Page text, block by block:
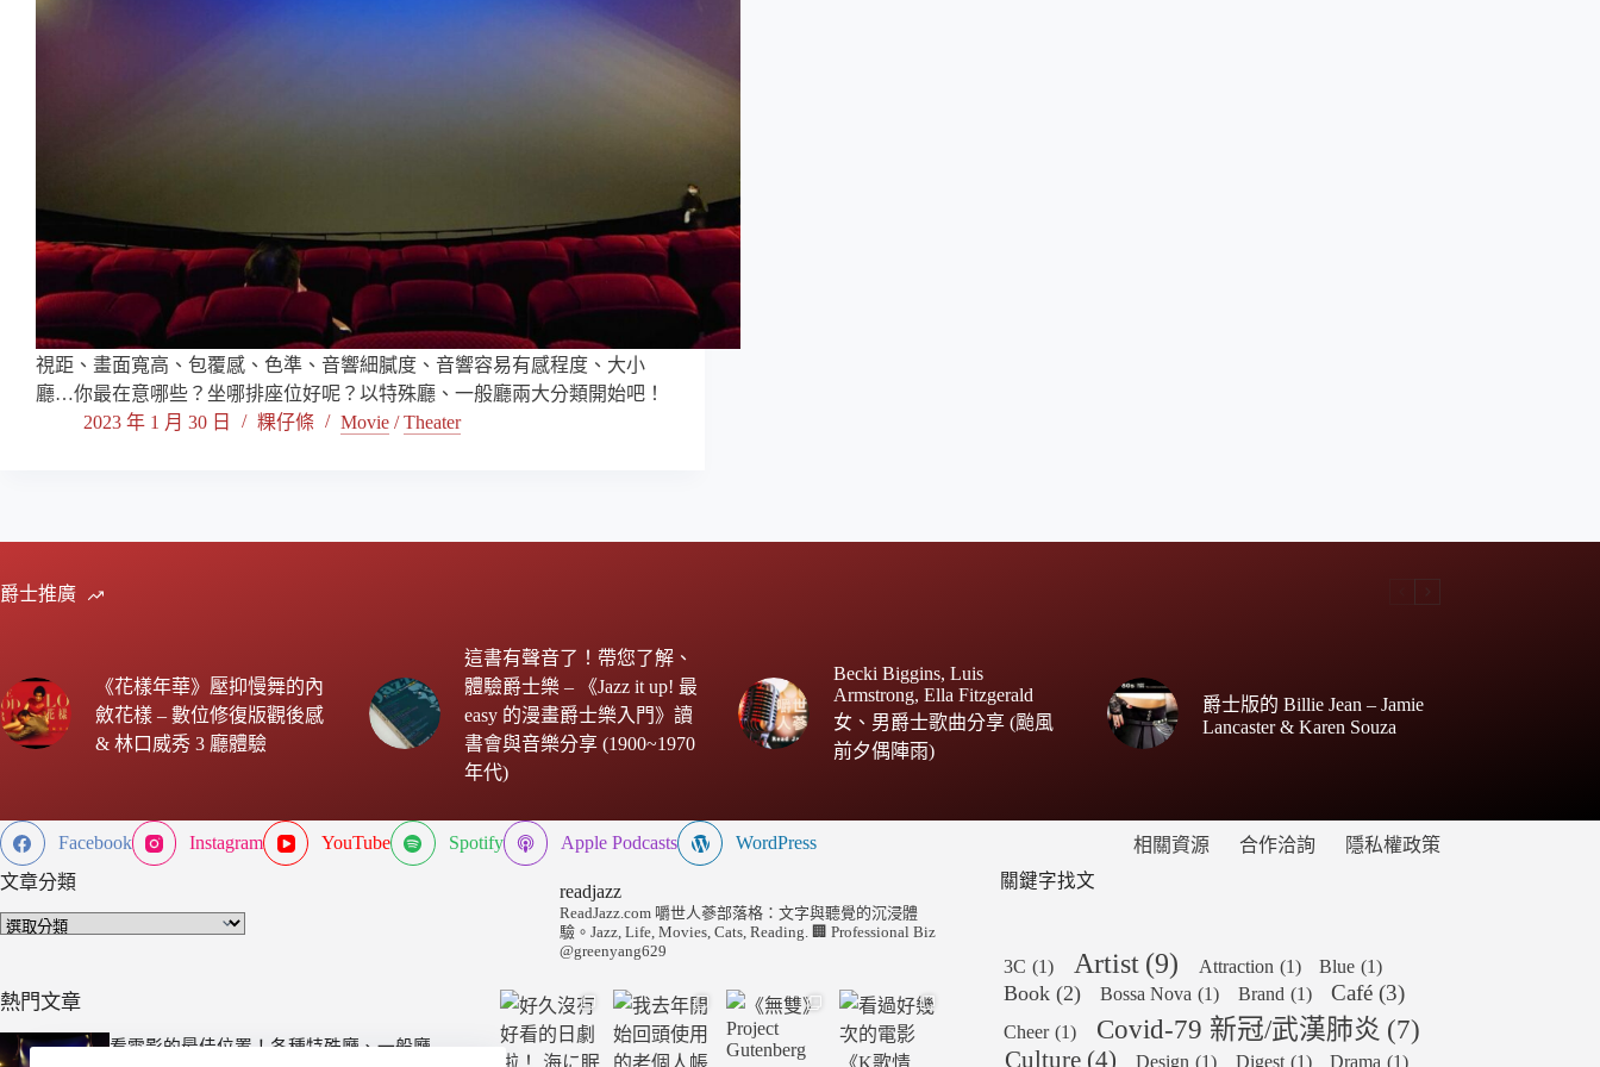
視距、畫面寬高、包覆感、色準、音響細膩度、音響容易有感程度、大小
廳…你最在意哪些？坐哪排座位好呢？以特殊廳、一般廳兩大分類開始吧！
2023 年 1 月 30 日
粿仔條 Movie /Theater
爵士推廣
《花樣年華》壓抑慢舞的內
斂花樣 – 數位修復版觀後感
& 林口威秀 3 廳體驗
這書有聲音了！帶您了解、
體驗爵士樂 – 《Jazz it up! 最
easy 的漫畫爵士樂入門》讀
書會與音樂分享 (1900~1970
年代)
Becki Biggins, Luis
Armstrong, Ella Fitzgerald
女、男爵士歌曲分享 (颱風
前夕偶陣雨)
爵士版的 Billie Jean – Jamie
Lancaster & Karen Souza
Facebook Instagram YouTube Spotify Apple Podcasts WordPress 相關資源 合作洽詢
隱私權政策
文章分類
文
類
熱門文章
看電影的最佳位置！各種特殊廳、一般廳
readjazz
ReadJazz.com 嚼世人蔘部落格：文字與聽覺的沉浸體
驗。Jazz, Life, Movies, Cats, Reading. 🏢 Professional Biz
@greenyang629
關鍵字找文
3C (1) Artist (9) Attraction (1) Blue (1)
Book (2) Bossa Nova (1) Brand (1) Café (3)
Cheer (1) Covid-79 新冠/武漢肺炎 (7)
Culture (4) Design (1) Digest (1) Drama (1)